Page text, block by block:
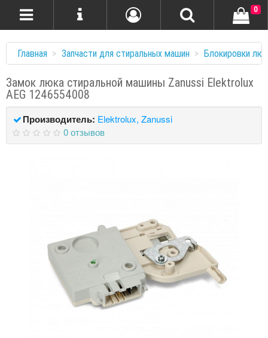
0
Главная Запчасти для стиральных машин Блокировки
Замок люка стиральной машины Zanussi Elektrolux
AEG 1246554008
Производитель: Elektrolux, Zanussi
0 отзывов